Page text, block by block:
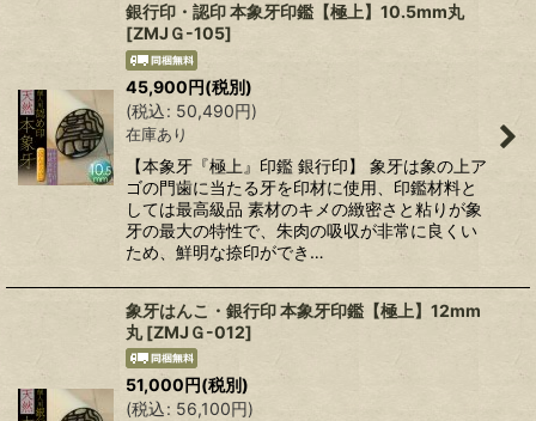
銀行印・認印 本象牙印鑑【極上】10.5mm丸
[ZMJＧ-105]
45,900円(税別)
(税込: 50,490円)
在庫あり
【本象牙『極上』印鑑 銀行印】 象牙は象の上ア
ゴの門歯に当たる牙を印材に使用、印鑑材料と
しては最高級品 素材のキメの緻密さと粘りが象
牙の最大の特性で、朱肉の吸収が非常に良くい
ため、鮮明な捺印ができ…
象牙はんこ・銀行印 本象牙印鑑【極上】12mm
丸 [ZMJＧ-012]
51,000円(税別)
(税込: 56,100円)